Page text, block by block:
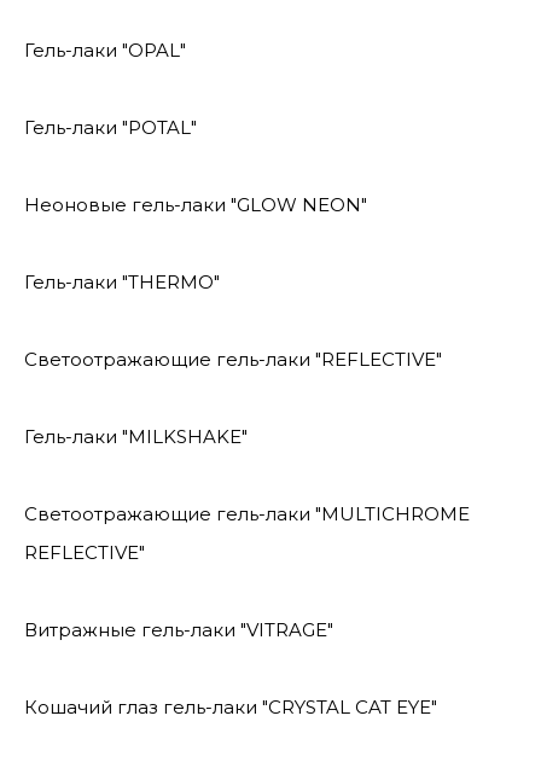
Гель-лаки "OPAL"
Гель-лаки "POTAL"
Неоновые гель-лаки "GLOW NEON"
Гель-лаки "THERMO"
Светоотражающие гель-лаки "REFLECTIVE"
Гель-лаки "MILKSHAKE"
Светоотражающие гель-лаки "MULTICHROME
REFLECTIVE"
Витражные гель-лаки "VITRAGE"
Кошачий глаз гель-лаки "CRYSTAL CAT EYE"